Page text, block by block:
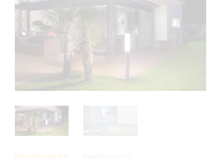
Orientierung mit